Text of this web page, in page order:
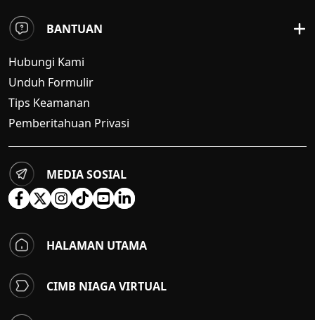
BANTUAN
Hubungi Kami
Unduh Formulir
Tips Keamanan
Pemberitahuan Privasi
MEDIA SOSIAL
HALAMAN UTAMA
CIMB NIAGA VIRTUAL